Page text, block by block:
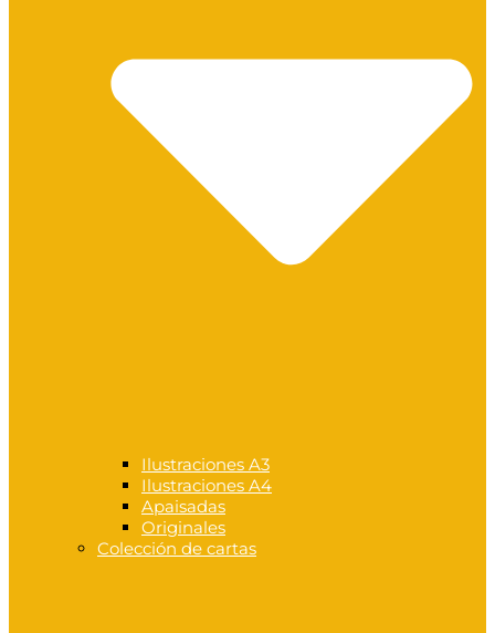
Ilustraciones A3
Ilustraciones A4
Apaisadas
Originales
Colección de cartas